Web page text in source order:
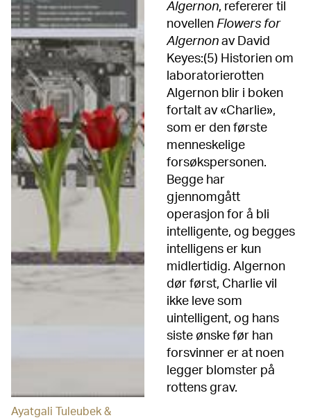
Algernon, refererer til
novellen Flowers for
Algernon av David
Keyes:(5) Historien om
laboratorierotten
Algernon blir i boken
fortalt av «Charlie»,
som er den første
menneskelige
forsøkspersonen.
Begge har
gjennomgått
operasjon for å bli
intelligente, og begges
intelligens er kun
midlertidig. Algernon
dør først, Charlie vil
ikke leve som
uintelligent, og hans
siste ønske før han
forsvinner er at noen
legger blomster på
rottens grav.
Ayatgali Tuleubek &